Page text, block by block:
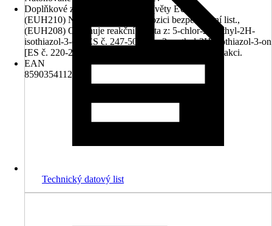
Doplňkové znaky nebezpečnosti (věty EUH)
(EUH210) Na vyžádání je k dispozici bezpečnostní list.,
(EUH208) Obsahuje reakční hmota z: 5-chlor-2-methyl-2H-
isothiazol-3-on [ES č. 247-500-7] a 2-methyl-2H-isothiazol-3-on
[ES č. 220-239-6] (3:1). Může vyvolat alergickou reakci.
EAN
8590354112914
Technický datový list